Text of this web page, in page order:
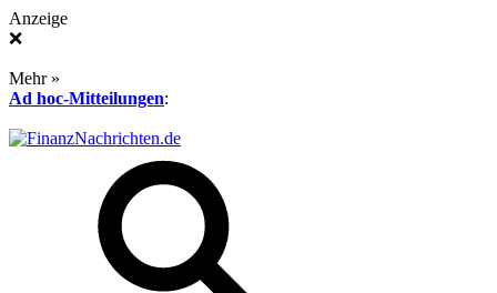
Anzeige
❌
Mehr »
Ad hoc-Mitteilungen: